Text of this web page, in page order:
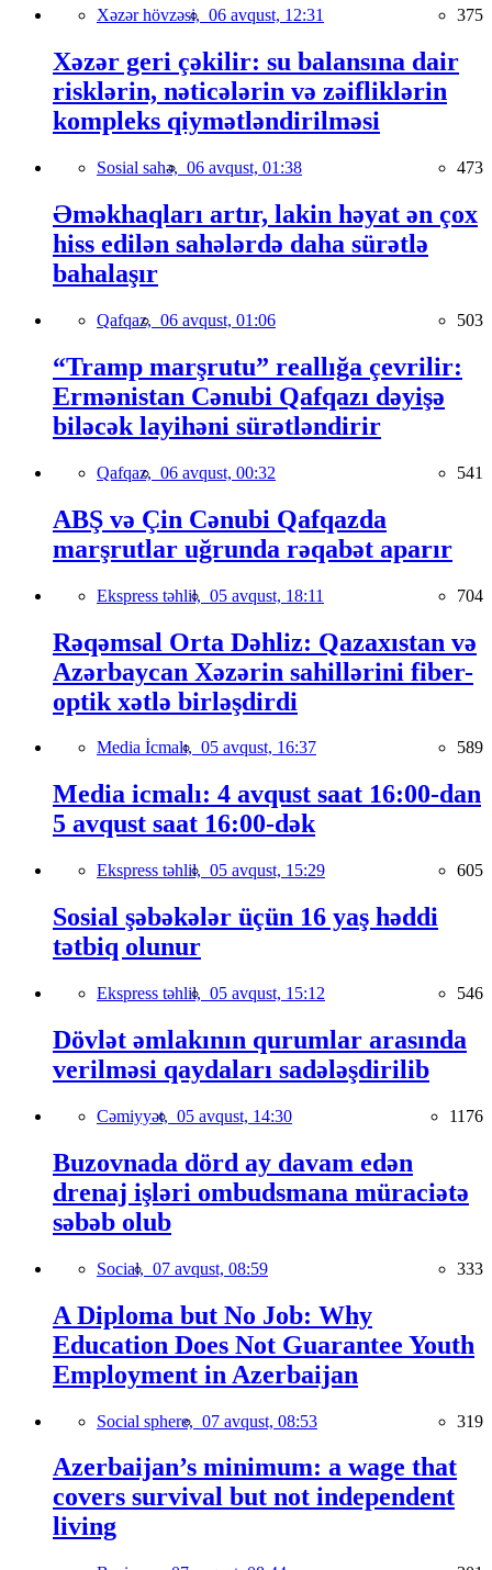
Xəzər hövzəsi, 06 avqust, 12:31 375
Xəzər geri çəkilir: su balansına dair
risklərin, nəticələrin və zəifliklərin
kompleks qiymətləndirilməsi
Sosial sahə, 06 avqust, 01:38 473
Əməkhaqları artır, lakin həyat ən çox
hiss edilən sahələrdə daha sürətlə
bahalaşır
Qafqaz, 06 avqust, 01:06 503
“Tramp marşrutu” reallığa çevrilir:
Ermənistan Cənubi Qafqazı dəyişə
biləcək layihəni sürətləndirir
Qafqaz, 06 avqust, 00:32 541
ABŞ və Çin Cənubi Qafqazda
marşrutlar uğrunda rəqabət aparır
Ekspress təhlil, 05 avqust, 18:11 704
Rəqəmsal Orta Dəhliz: Qazaxıstan və
Azərbaycan Xəzərin sahillərini fiber-
optik xətlə birləşdirdi
Media İcmalı, 05 avqust, 16:37 589
Media icmalı: 4 avqust saat 16:00-dan
5 avqust saat 16:00-dək
Ekspress təhlil, 05 avqust, 15:29 605
Sosial şəbəkələr üçün 16 yaş həddi
tətbiq olunur
Ekspress təhlil, 05 avqust, 15:12 546
Dövlət əmlakının qurumlar arasında
verilməsi qaydaları sadələşdirilib
Cəmiyyət, 05 avqust, 14:30 1176
Buzovnada dörd ay davam edən
drenaj işləri ombudsmana müraciətə
səbəb olub
Social, 07 avqust, 08:59 333
A Diploma but No Job: Why
Education Does Not Guarantee Youth
Employment in Azerbaijan
Social sphere, 07 avqust, 08:53 319
Azerbaijan’s minimum: a wage that
covers survival but not independent
living